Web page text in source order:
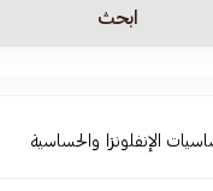
ابحث
الإنفلونزا والحساسية